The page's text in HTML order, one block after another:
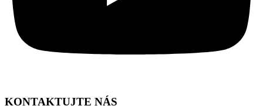
KONTAKTUJTE NÁS